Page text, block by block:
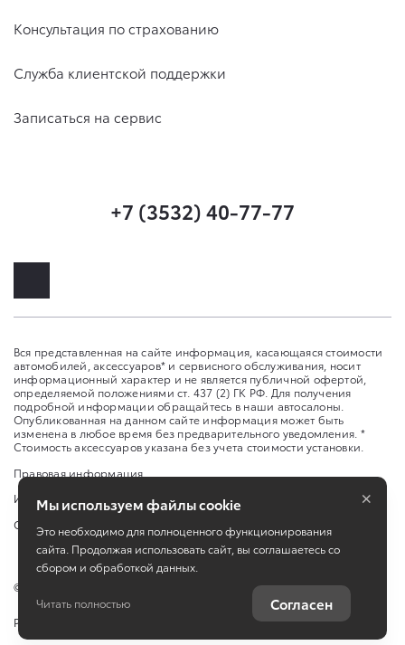
Консультация по страхованию
Служба клиентской поддержки
Записаться на сервис
+7 (3532) 40-77-77
Вся представленная на сайте информация, касающаяся стоимости
автомобилей, аксессуаров* и сервисного обслуживания, носит
информационный характер и не является публичной офертой,
определяемой положениями ст. 437 (2) ГК РФ. Для получения
подробной информации обращайтесь в наши автосалоны.
Опубликованная на данном сайте информация может быть
изменена в любое время без предварительного уведомления. *
Стоимость аксессуаров указана без учета стоимости установки.
Правовая информация
Изменить настройку cookies
Сбросить cookie
©
Работает на технологиях
Мы используем файлы cookie
Это необходимо для полноценного функционирования
сайта. Продолжая использовать сайт, вы соглашаетесь со
сбором и обработкой данных.
Читать полностью Согласен
×